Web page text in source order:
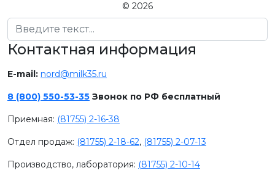
© 2026
Поиск
Контактная информация
E-mail: nord@milk35.ru
8 (800) 550-53-35 Звонок по РФ бесплатный
Приемная: (81755) 2-16-38
Отдел продаж: (81755) 2-18-62, (81755) 2-07-13
Производство, лаборатория: (81755) 2-10-14